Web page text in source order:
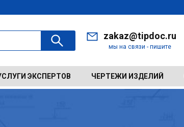
zakaz@tipdoc.ru
мы на связи - пишите
ЭКСПЕРТОВ ЧЕРТЕЖИ ИЗДЕЛИЙ